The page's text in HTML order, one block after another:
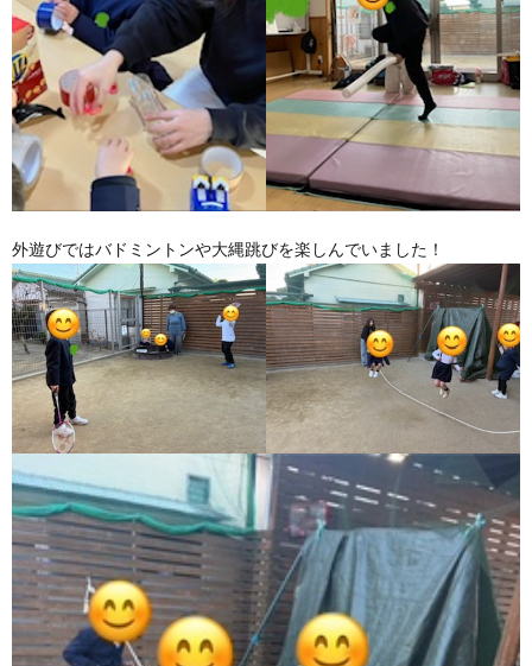
外遊びではバドミントンや大縄跳びを楽しんでいました！